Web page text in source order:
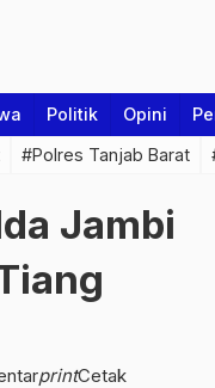
Politik Opini
#Polres Tanjab Barat
Jambi
printCetak